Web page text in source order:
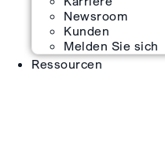
Newsroom
Kunden
Melden Sie sich
Ressourcen